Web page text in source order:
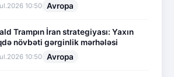
10:50 Avropa
Trampın İran strategiyası: Yaxın
növbəti gərginlik mərhələsi
10:50 Avropa